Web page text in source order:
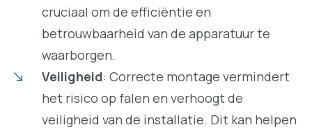
cruciaal om de efficiëntie en
betrouwbaarheid van de apparatuur te
waarborgen.
Veiligheid: Correcte montage vermindert
het risico op falen en verhoogt de
veiligheid van de installatie. Dit kan helpen